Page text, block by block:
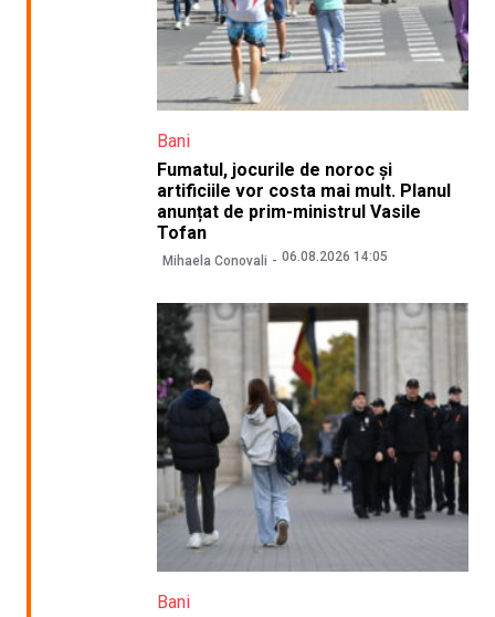
Bani
Fumatul, jocurile de noroc și
artificiile vor costa mai mult. Planul
anunțat de prim-ministrul Vasile
Tofan
Mihaela Conovali 06.08.2026 14:05
Bani